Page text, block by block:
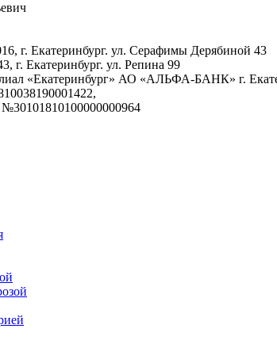
г. Екатеринбург. ул. Серафимы Дерябиной 43
г. Екатеринбург. ул. Репина 99
«Екатеринбург» АО «АЛЬФА-БАНК» г.